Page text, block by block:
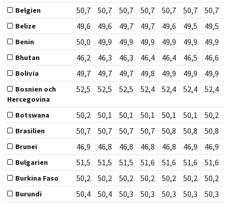
Belgien 50,7 50,7 50,7 50,7 50,7 50,7 50,7
Belize 49,6 49,6 49,7 49,7 49,6 49,5 49,5
Benin 50,0 49,9 49,9 49,9 49,9 49,9 49,9
Bhutan 46,2 46,3 46,3 46,4 46,4 46,5 46,6
Bolivia 49,7 49,7 49,7 49,8 49,9 49,9 49,9
Bosnien och
Hercegovina
52,5 52,5 52,5 52,4 52,4 52,4 52,4
Botswana 50,2 50,1 50,1 50,1 50,1 50,1 50,2
Brasilien 50,7 50,7 50,7 50,7 50,8 50,8 50,8
Brunei 46,9 46,8 46,8 46,8 46,8 46,9 46,9
Bulgarien 51,5 51,5 51,5 51,6 51,6 51,6 51,6
Burkina Faso 50,2 50,2 50,2 50,2 50,2 50,2 50,2
Burundi 50,4 50,4 50,3 50,3 50,3 50,3 50,3